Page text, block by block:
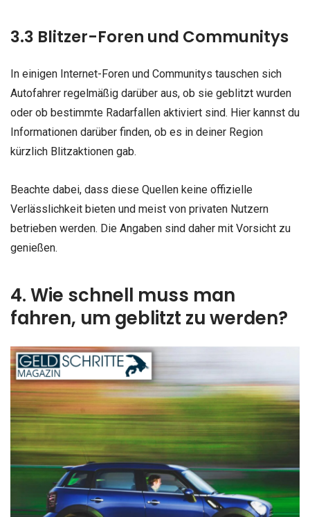
3.3 Blitzer-Foren und Communitys
In einigen Internet-Foren und Communitys tauschen sich
Autofahrer regelmäßig darüber aus, ob sie geblitzt wurden
oder ob bestimmte Radarfallen aktiviert sind. Hier kannst du
Informationen darüber finden, ob es in deiner Region
kürzlich Blitzaktionen gab.
Beachte dabei, dass diese Quellen keine offizielle
Verlässlichkeit bieten und meist von privaten Nutzern
betrieben werden. Die Angaben sind daher mit Vorsicht zu
genießen.
4. Wie schnell muss man
fahren, um geblitzt zu werden?